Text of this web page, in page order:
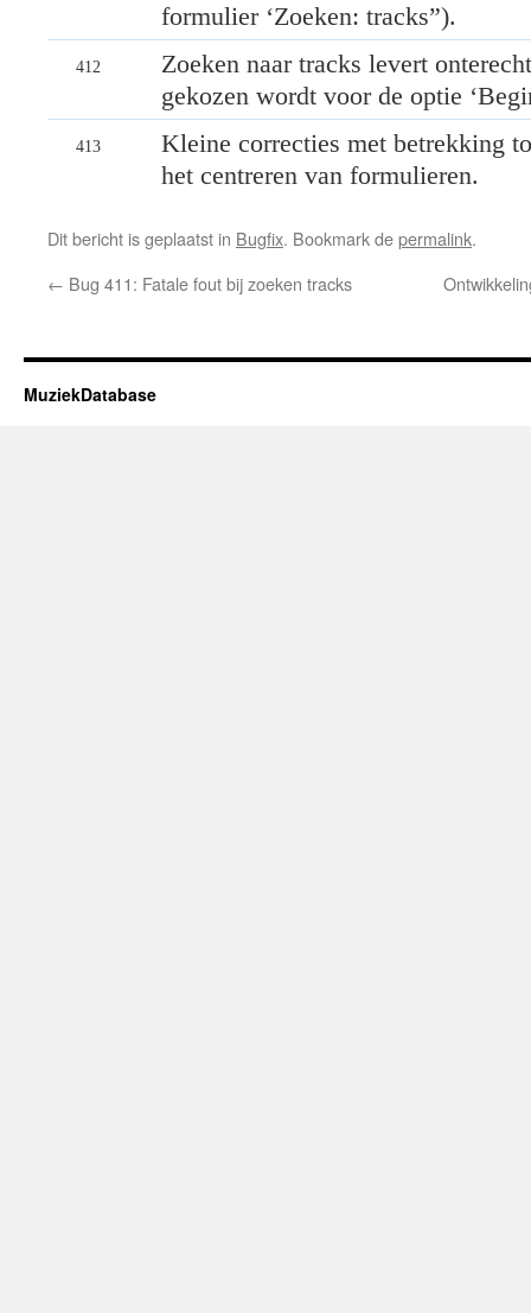
formulier ‘Zoeken: tracks”).
412
Zoeken naar tracks levert
gekozen wordt voor de optie
413
Kleine correcties met betrekking
het centreren van formulieren.
Dit bericht is geplaatst in Bugfix. Bookmark depermalink.
← Bug 411: Fatale fout bij zoeken tracks
MuziekDatabase